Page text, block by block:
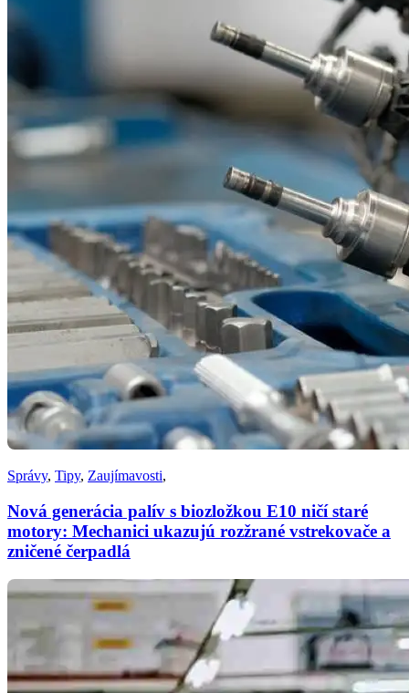
Správy, Tipy, Zaujímavosti,
Nová generácia palív s biozložkou E10 ničí staré
motory: Mechanici ukazujú rozžrané vstrekovače a
zničené čerpadlá